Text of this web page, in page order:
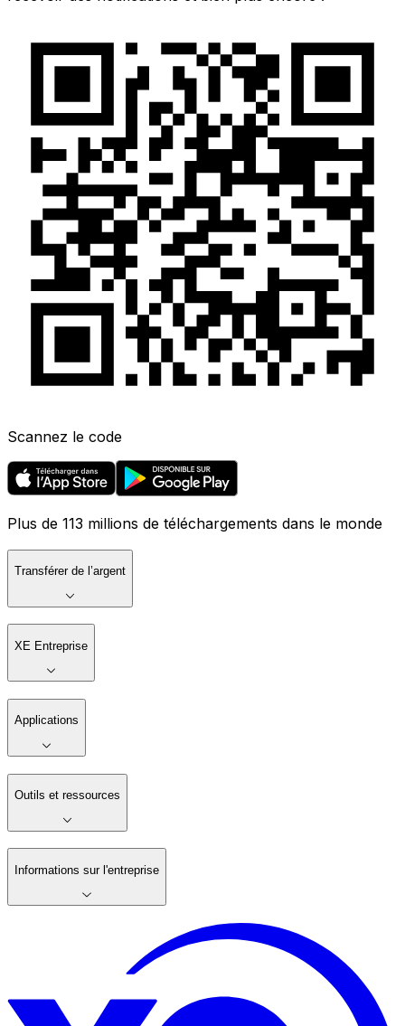
Scannez le code
Plus de 113 millions de téléchargements dans le monde
Transférer de l’argent
XE Entreprise
Applications
Outils et ressources
Informations sur l'entreprise